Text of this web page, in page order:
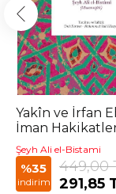
Yakîn ve İrfan
İman
Şeyh Ali el-Bistami
%35
indirim
449,00
291,85